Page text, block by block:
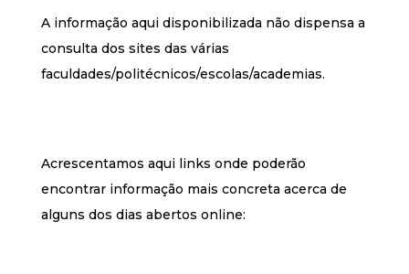
A informação aqui disponibilizada não dispensa a
consulta dos sites das várias
faculdades/politécnicos/escolas/academias.
Acrescentamos aqui links onde poderão
encontrar informação mais concreta acerca de
alguns dos dias abertos online: